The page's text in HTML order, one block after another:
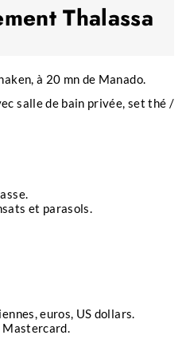
tombants vertigineux
dans les eaux
recouvertes d’une
mous et durs, créant
par une multitude de
couleurs vives, sont
les photographes sous-
blanches patrouillent
une dose d’excitation à
de thons, ainsi que les
idyllique.
Thalassa
à 20 mn de Manado.
salle de bain privée, set thé /
et parasols.
euros, US dollars.